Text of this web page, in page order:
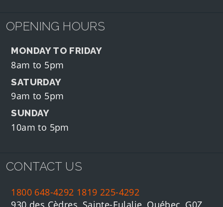
OPENING HOURS
MONDAY TO FRIDAY
8am to 5pm
SATURDAY
9am to 5pm
SUNDAY
10am to 5pm
CONTACT US
1800 648-4292 1819 225-4292
930 des Cèdres, Sainte-Eulalie, Québec, G0Z